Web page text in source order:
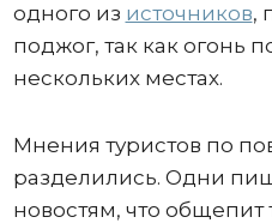
одного из источников,
поджог, так как огонь
нескольких местах.
Мнения туристов по
разделились. Одни
новостям, что общепит